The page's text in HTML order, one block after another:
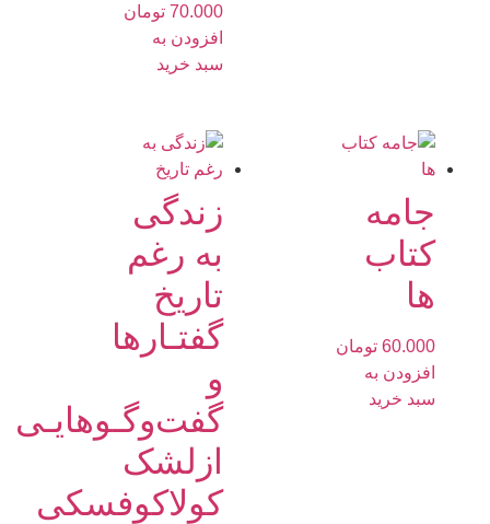
70.000 تومان
افزودن به
سبد خرید
جامه
کتاب
ها
60.000 تومان
افزودن به
سبد خرید
زندگى
به رغم
تاريخ‏
گفتـارها
و
گفت‌وگـوهايـى
ازلشک
كولاكوفسكى